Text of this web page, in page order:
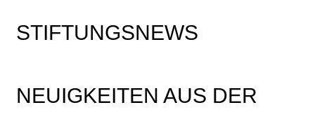
STIFTUNGSNEWS
NEUIGKEITEN AUS DER